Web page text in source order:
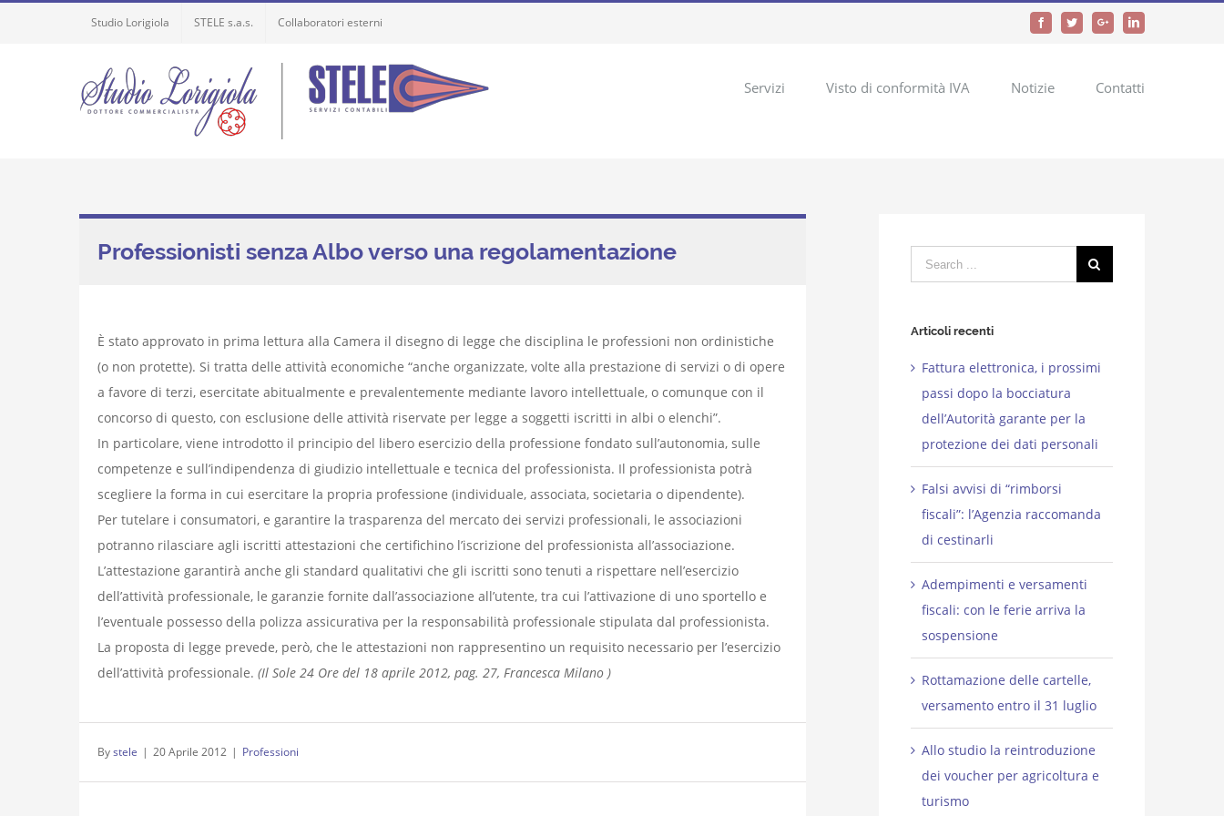
Studio Lorigiola STELE s.a.s. Collaboratori esterni FacebookTwitterGoogle+LinkedIn
Servizi Visto di conformità IVA Notizie Contatti
Professionisti senza Albo verso una regolamentazione
È stato approvato in prima lettura alla Camera il disegno di legge che disciplina le professioni non ordinistiche
(o non protette). Si tratta delle attività economiche “anche organizzate, volte alla prestazione di servizi o di opere
a favore di terzi, esercitate abitualmente e prevalentemente mediante lavoro intellettuale, o comunque con il
concorso di questo, con esclusione delle attività riservate per legge a soggetti iscritti in albi o elenchi”.
In particolare, viene introdotto il principio del libero esercizio della professione fondato sull’autonomia, sulle
competenze e sull’indipendenza di giudizio intellettuale e tecnica del professionista. Il professionista potrà
scegliere la forma in cui esercitare la propria professione (individuale, associata, societaria o dipendente).
Per tutelare i consumatori, e garantire la trasparenza del mercato dei servizi professionali, le associazioni
potranno rilasciare agli iscritti attestazioni che certifichino l’iscrizione del professionista all’associazione.
L’attestazione garantirà anche gli standard qualitativi che gli iscritti sono tenuti a rispettare nell’esercizio
dell’attività professionale, le garanzie fornite dall’associazione all’utente, tra cui l’attivazione di uno sportello e
l’eventuale possesso della polizza assicurativa per la responsabilità professionale stipulata dal professionista.
La proposta di legge prevede, però, che le attestazioni non rappresentino un requisito necessario per l’esercizio
dell’attività professionale. (Il Sole 24 Ore del 18 aprile 2012, pag. 27, Francesca Milano )
Bystele | 20 Aprile 2012 | Professioni
Search
for:
Articoli recenti
Fattura elettronica, i prossimi
passi dopo la bocciatura
dell’Autorità garante per la
protezione dei dati personali
Falsi avvisi di “rimborsi
fiscali”: l’Agenzia raccomanda
di cestinarli
Adempimenti e versamenti
fiscali: con le ferie arriva la
sospensione
Rottamazione delle cartelle,
versamento entro il 31 luglio
Allo studio la reintroduzione
dei voucher per agricoltura e
turismo